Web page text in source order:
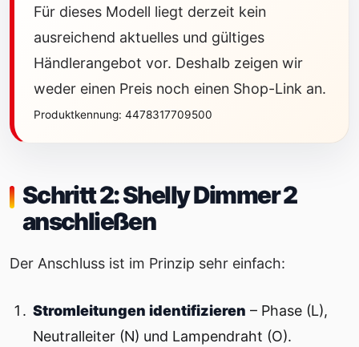
Für dieses Modell liegt derzeit kein
ausreichend aktuelles und gültiges
Händlerangebot vor. Deshalb zeigen wir
weder einen Preis noch einen Shop-Link an.
Produktkennung: 4478317709500
Schritt 2: Shelly Dimmer 2
anschließen
Der Anschluss ist im Prinzip sehr einfach:
Stromleitungen identifizieren – Phase (L),
Neutralleiter (N) und Lampendraht (O).